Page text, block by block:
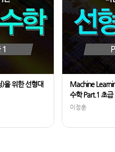
을 위한 선형대
Machine
수학 Part.1 초급
이정훈